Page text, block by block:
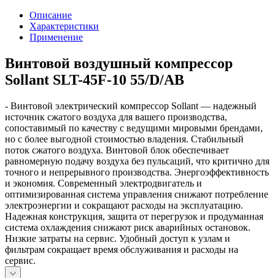
Описание
Характеристики
Применение
Винтовой воздушный компрессор
Sollant SLT-45F-10 55/D/AB
- Винтовой электрический компрессор Sollant — надежный
источник сжатого воздуха для вашего производства,
сопоставимый по качеству с ведущими мировыми брендами,
но с более выгодной стоимостью владения. Стабильный
поток сжатого воздуха. Винтовой блок обеспечивает
равномерную подачу воздуха без пульсаций, что критично для
точного и непрерывного производства. Энергоэффективность
и экономия. Современный электродвигатель и
оптимизированная система управления снижают потребление
электроэнергии и сокращают расходы на эксплуатацию.
Надежная конструкция, защита от перегрузок и продуманная
система охлаждения снижают риск аварийных остановок.
Низкие затраты на сервис. Удобный доступ к узлам и
фильтрам сокращает время обслуживания и расходы на
сервис.